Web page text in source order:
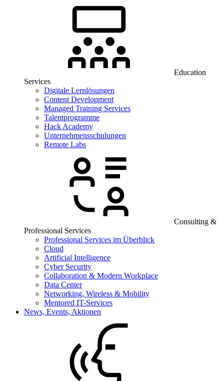
Education
Services
Digitale Lernlösungen
Content Development
Managed Training Services
Talentprogramme
Hack Academy
Unternehmensschulungen
Remote Labs
Consulting &
Professional Services
Professional Services im Überblick
Cloud
Artificial Intelligence
Cyber Security
Collaboration & Modern Workplace
Data Center
Networking, Wireless & Mobility
Mentored IT-Services
News, Events, Aktionen